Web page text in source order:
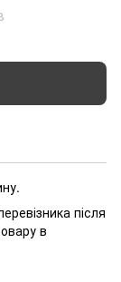
після
в